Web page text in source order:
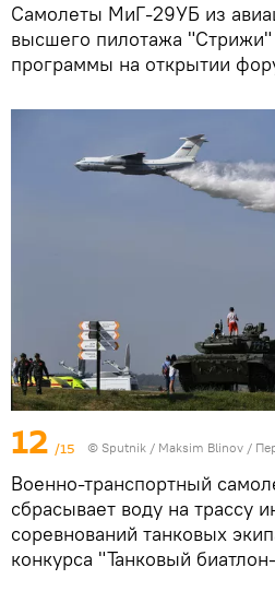
Самолеты МиГ-29УБ из
высшего пилотажа "Стрижи"
программы на открытии
12 /15 © Sputnik / Maksim Blinov /
Военно-транспортный
сбрасывает воду на трассу
соревнований танковых
конкурса "Танковый